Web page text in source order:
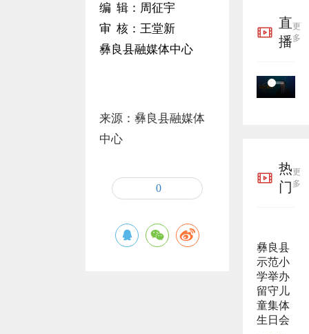
编 辑：周征宇
审 核：王堂新
彝良县融媒体中心
来源：彝良县融媒体
中心
0
直
播
更
多
热
门
更
多
彝良县
示范小
学举办
留守儿
童集体
生日会